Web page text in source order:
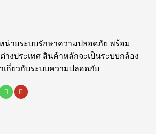
น่ายระบบรักษาความปลอดภัย พร้อม
างประเทศ สินค้าหลักจะเป็นระบบกล้อง
เกี่ยวกับระบบความปลอดภัย